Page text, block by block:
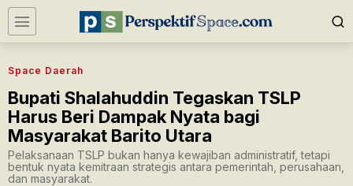
Space Daerah
Bupati Shalahuddin Tegaskan TSLP
Harus Beri Dampak Nyata bagi
Masyarakat Barito Utara
Pelaksanaan TSLP bukan hanya kewajiban administratif, tetapi
bentuk nyata kemitraan strategis antara pemerintah, perusahaan,
dan masyarakat.